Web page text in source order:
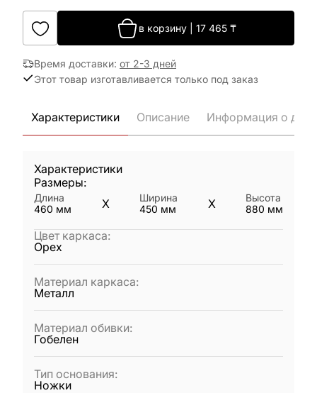
в корзину| 17 465₸
Время доставки: от 2-3 дней
Этот товар изготавливается только под заказ
Характеристики Описание Информация о
Характеристики
Размеры:
Длина
460 мм X
Ширина
450 мм X
Высота
880 мм
Цвет каркаса:
Орех
Материал каркаса:
Металл
Материал обивки:
Гобелен
Тип основания:
Ножки